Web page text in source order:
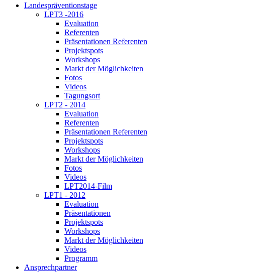
Landespräventionstage
LPT3 -2016
Evaluation
Referenten
Präsentationen Referenten
Projektspots
Workshops
Markt der Möglichkeiten
Fotos
Videos
Tagungsort
LPT2 - 2014
Evaluation
Referenten
Präsentationen Referenten
Projektspots
Workshops
Markt der Möglichkeiten
Fotos
Videos
LPT2014-Film
LPT1 - 2012
Evaluation
Präsentationen
Projektspots
Workshops
Markt der Möglichkeiten
Videos
Programm
Ansprechpartner